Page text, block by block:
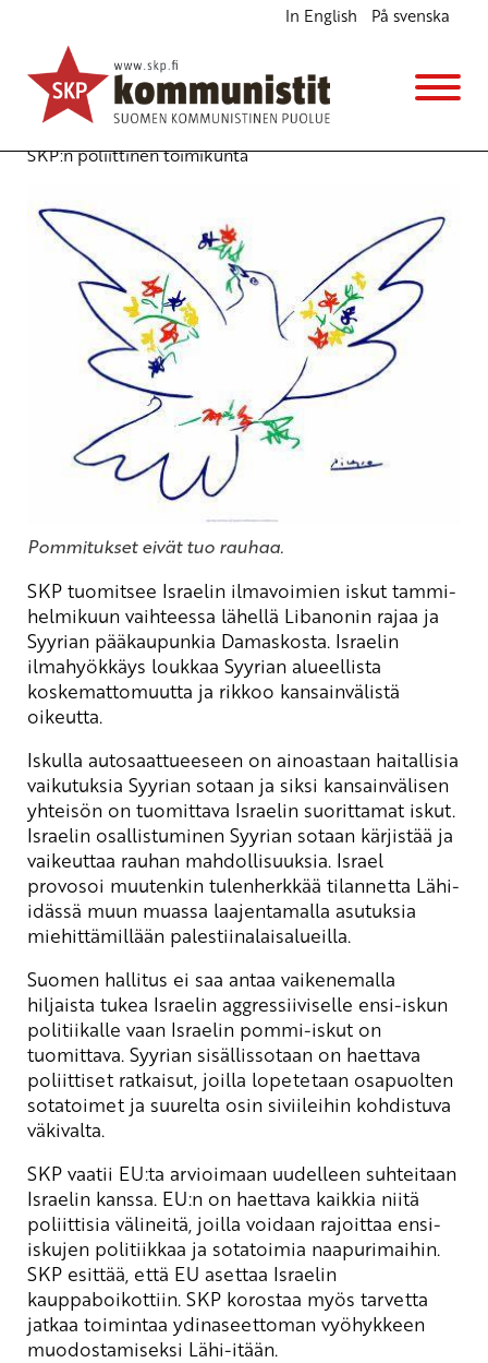
In English På svenska
Tuomio Israelin Syyriaan tekemille
pommitusiskuille
Ajankohtaista
5.2.2013 - 19:20
SKP:n poliittinen toimikunta
Pommitukset eivät tuo rauhaa.
SKP tuomitsee Israelin ilmavoimien iskut tammi-
helmikuun vaihteessa lähellä Libanonin rajaa ja
Syyrian pääkaupunkia Damaskosta. Israelin
ilmahyökkäys loukkaa Syyrian alueellista
koskemattomuutta ja rikkoo kansainvälistä
oikeutta.
Iskulla autosaattueeseen on ainoastaan haitallisia
vaikutuksia Syyrian sotaan ja siksi kansainvälisen
yhteisön on tuomittava Israelin suorittamat iskut.
Israelin osallistuminen Syyrian sotaan kärjistää ja
vaikeuttaa rauhan mahdollisuuksia. Israel
provosoi muutenkin tulenherkkää tilannetta Lähi-
idässä muun muassa laajentamalla asutuksia
miehittämillään palestiinalaisalueilla.
Suomen hallitus ei saa antaa vaikenemalla
hiljaista tukea Israelin aggressiiviselle ensi-iskun
politiikalle vaan Israelin pommi-iskut on
tuomittava. Syyrian sisällissotaan on haettava
poliittiset ratkaisut, joilla lopetetaan osapuolten
sotatoimet ja suurelta osin siviileihin kohdistuva
väkivalta.
SKP vaatii EU:ta arvioimaan uudelleen suhteitaan
Israelin kanssa. EU:n on haettava kaikkia niitä
poliittisia välineitä, joilla voidaan rajoittaa ensi-
iskujen politiikkaa ja sotatoimia naapurimaihin.
SKP esittää, että EU asettaa Israelin
kauppaboikottiin. SKP korostaa myös tarvetta
jatkaa toimintaa ydinaseettoman vyöhykkeen
muodostamiseksi Lähi-itään.